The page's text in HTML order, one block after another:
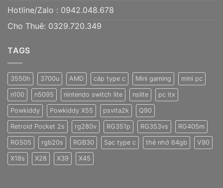
Hotline/Zalo : 0942.048.678
Cho Thuê: 0329.720.349
TAGS
3550h 3700u AMD cáp type c Mini gaming mini pc
n100 n5095 nintendo switch lite nslite pc itx
Powkiddy Powkiddy X55 psvita2k Q90
Retroid Pocket 2s rg280v RG351p RG353vs RG405m
RG505 rgb20s RGB30 Sạc type c thẻ nhớ 64gb V90
X18s X28 X39 X45